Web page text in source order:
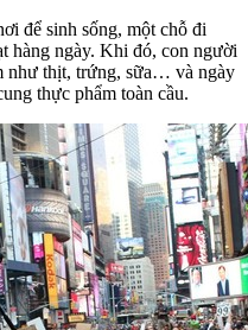
để sinh sống, một chỗ đi
hàng ngày. Khi đó, con người
như thịt, trứng, sữa… và ngày
thực phẩm toàn cầu.